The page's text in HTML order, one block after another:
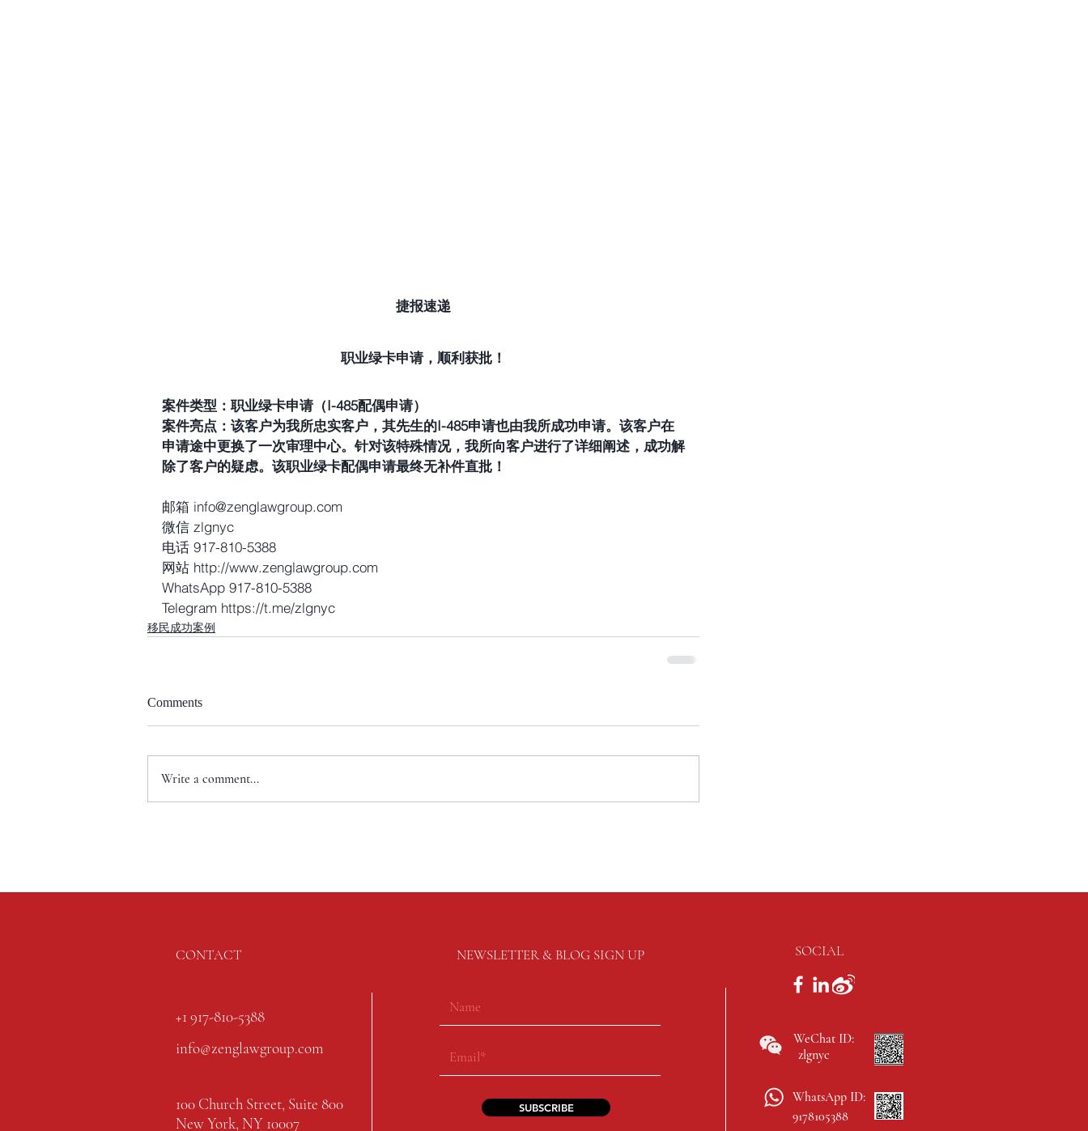
捷报速递
职业绿卡申请，顺利获批！
案件类型：职业绿卡申请（I-485配偶申请）
案件亮点：该客户为我所忠实客户，其先生的I-485申请也由我所成功申请。该客户在
申请途中更换了一次审理中心。针对该特殊情况，我所向客户进行了详细阐述，成功解
除了客户的疑虑。该职业绿卡配偶申请最终无补件直批！
邮箱 info@zenglawgroup.com
微信 zlgnyc
电话 917-810-5388
网站 http://www.zenglawgroup.com
WhatsApp 917-810-5388
Telegram https://t.me/zlgnyc
移民成功案例
Comments
Write a comment...
CONTACT NEWSLETTER & BLOG SIGN UP SOCIAL
+1 917-810-5388
info@zenglawgroup.com
100 Church Street, Suite 800
New York, NY 10007
SUBSCRIBE
WeChat ID:
zlgnyc
WhatsApp ID:
9178105388